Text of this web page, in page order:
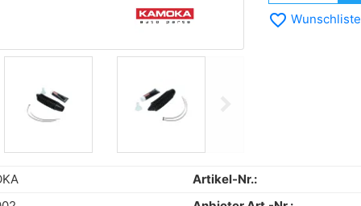
favorite_border Wunschliste
Artikel-Nr.: